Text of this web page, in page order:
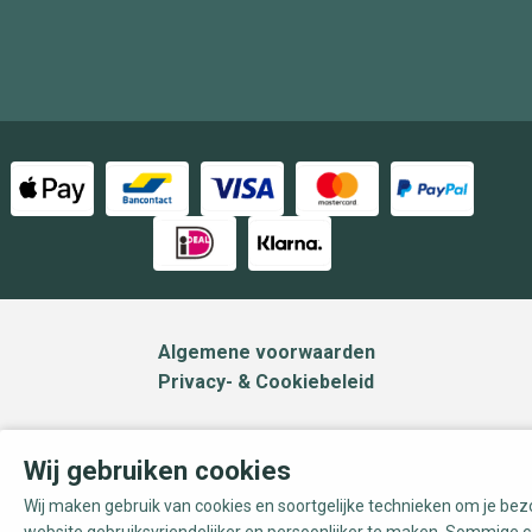
Algemene voorwaarden
Privacy- & Cookiebeleid
Wij gebruiken cookies
Wij maken gebruik van cookies en soortgelijke technieken om je